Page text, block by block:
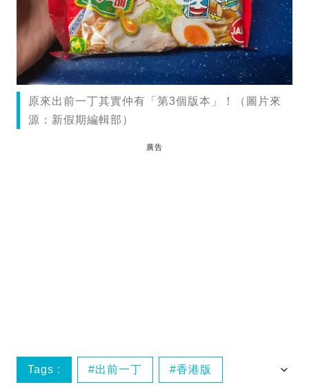
原來出前一丁其實仲有「第3個版本」！（圖片來
源：新假期編輯部）
廣告
Tags : 出前一丁 香港版